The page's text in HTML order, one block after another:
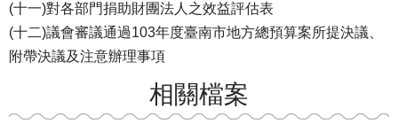
(十一)對各部門捐助財團法人之效益評估表
(十二)議會審議通過103年度臺南市地方總預算案所提決議、
附帶決議及注意辦理事項
相關檔案